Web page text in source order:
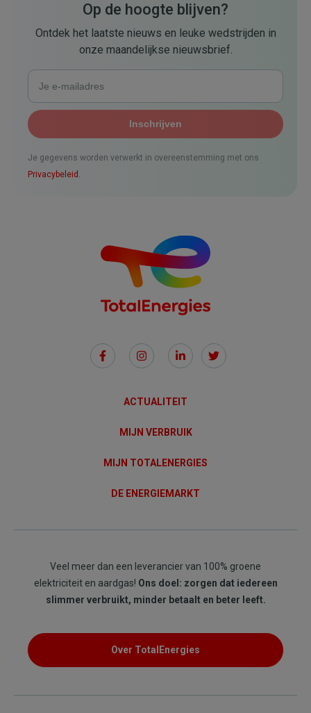
Op de hoogte blijven?
Ontdek het laatste nieuws en leuke wedstrijden in
onze maandelijkse nieuwsbrief.
Je gegevens worden verwerkt in overeenstemming met ons
Privacybeleid.
Social
Links
ACTUALITEIT
MIJN VERBRUIK
MIJN TOTALENERGIES
DE ENERGIEMARKT
Veel meer dan een leverancier van 100% groene
elektriciteit en aardgas! Ons doel: zorgen dat iedereen
slimmer verbruikt, minder betaalt en beter leeft.
Over TotalEnergies